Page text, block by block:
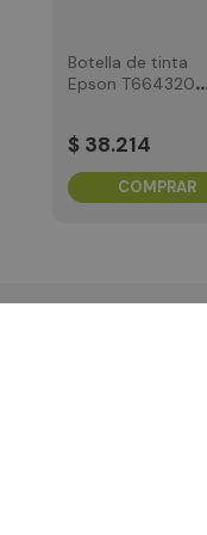
Botella de tinta
Epson T664320-
$ 38.214
COMPRAR